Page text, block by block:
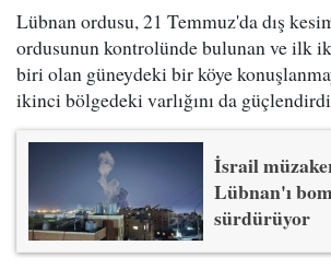
Lübnan ordusu, 21 Temmuz'da dış
ordusunun kontrolünde bulunan ve ilk
biri olan güneydeki bir köye
ikinci bölgedeki varlığını da
İsrail
Lübnan'ı
sürdürüyor